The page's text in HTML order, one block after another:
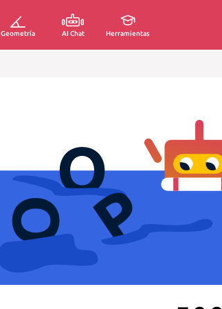
Geometría AI Chat Herramientas